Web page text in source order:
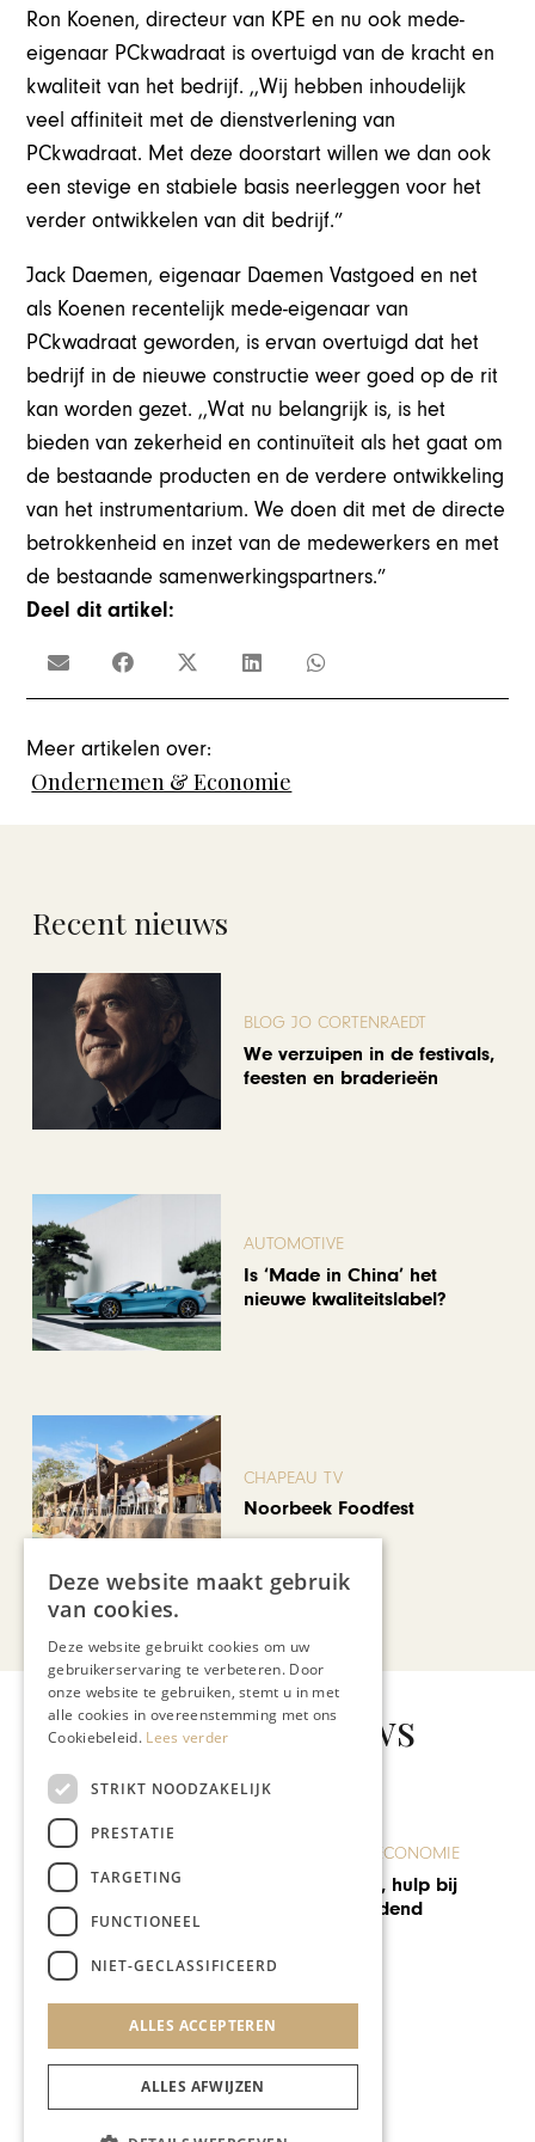
Ron Koenen, directeur van KPE en nu ook mede-
eigenaar PCkwadraat is overtuigd van de kracht en
kwaliteit van het bedrijf. ,,Wij hebben inhoudelijk
veel affiniteit met de dienstverlening van
PCkwadraat. Met deze doorstart willen we dan ook
een stevige en stabiele basis neerleggen voor het
verder ontwikkelen van dit bedrijf.”
Jack Daemen, eigenaar Daemen Vastgoed en net
als Koenen recentelijk mede-eigenaar van
PCkwadraat geworden, is ervan overtuigd dat het
bedrijf in de nieuwe constructie weer goed op de rit
kan worden gezet. ,,Wat nu belangrijk is, is het
bieden van zekerheid en continuïteit als het gaat om
de bestaande producten en de verdere ontwikkeling
van het instrumentarium. We doen dit met de directe
betrokkenheid en inzet van de medewerkers en met
de bestaande samenwerkingspartners.”
Deel dit artikel:
Meer artikelen over:
Ondernemen & Economie
Recent nieuws
BLOG JO CORTENRAEDT
We verzuipen in de festivals,
feesten en braderieën
AUTOMOTIVE
Is ‘Made in China’ het
nieuwe kwaliteitslabel?
CHAPEAU TV
Noorbeek Foodfest
Bekijk alle artikelen
Gerelateerd nieuws
ONDERNEMEN & ECONOMIE
Peeters Euregio, hulp bij
grensoverschrijdend
Deze website maakt gebruik
van cookies.
Deze website gebruikt cookies om uw
gebruikerservaring te verbeteren. Door
onze website te gebruiken, stemt u in met
alle cookies in overeenstemming met ons
Cookiebeleid. Lees verder
STRIKT NOODZAKELIJK
PRESTATIE
TARGETING
FUNCTIONEEL
NIET-GECLASSIFICEERD
ALLES ACCEPTEREN
ALLES AFWIJZEN